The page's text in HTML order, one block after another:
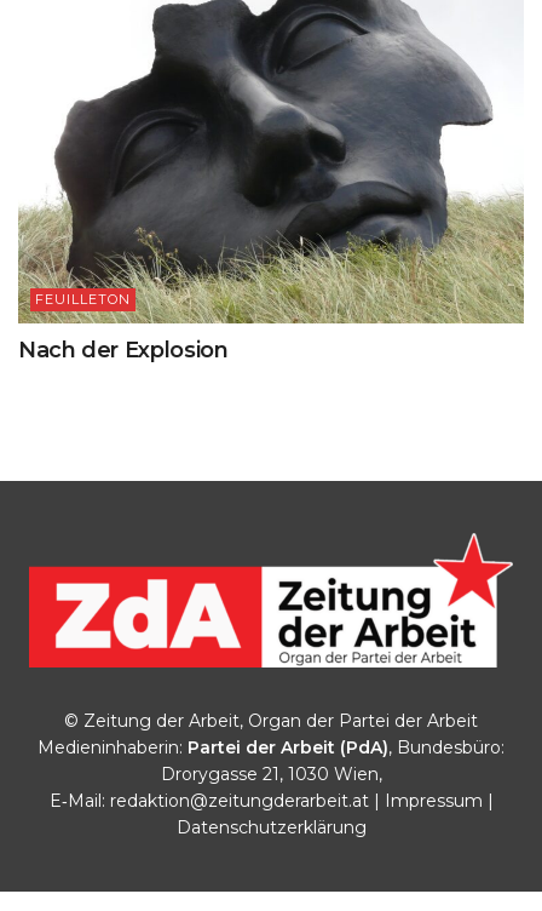
FEUILLETON
Nach der Explosion
© Zeitung der Arbeit, Organ der Partei der Arbeit
Medieninhaberin: Partei der Arbeit (PdA), Bundesbüro:
Drorygasse 21, 1030 Wien,
E‑Mail: redaktion@zeitungderarbeit.at| Impressum
Datenschutzerklärung